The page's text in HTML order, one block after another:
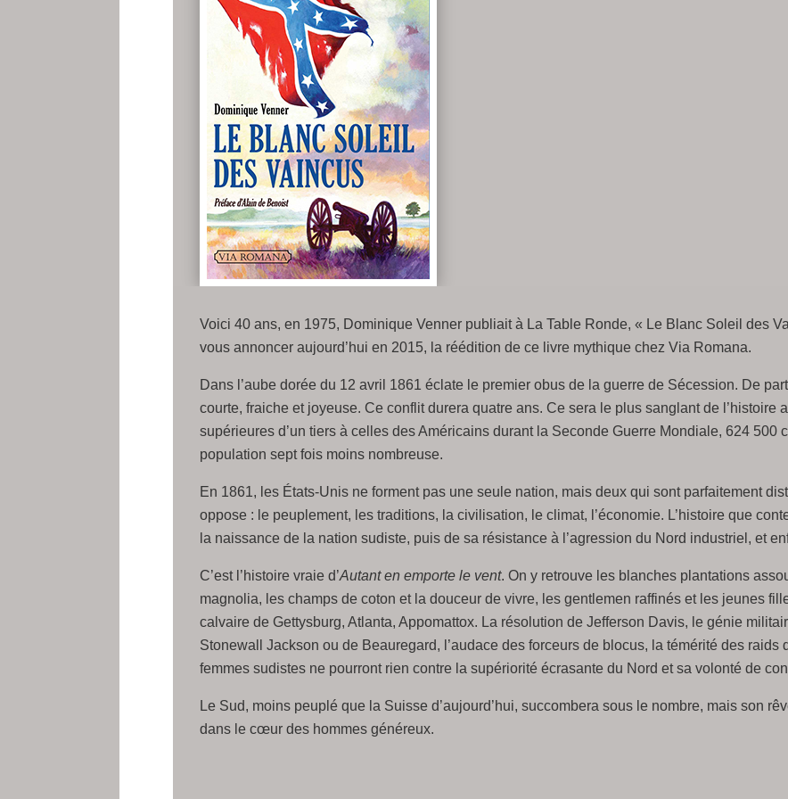
Voici 40 ans, en 1975, Dominique Venner publiait à La Table Ronde, « Le Blanc Soleil des
vous annoncer aujourd’hui en 2015, la réédition de ce livre mythique chez Via Romana.
Dans l’aube dorée du 12 avril 1861 éclate le premier obus de la guerre de Sécession. De
courte, fraiche et joyeuse. Ce conflit durera quatre ans. Ce sera le plus sanglant de l’histoire
supérieures d’un tiers à celles des Américains durant la Seconde Guerre Mondiale, 624 500
population sept fois moins nombreuse.
En 1861, les États-Unis ne forment pas une seule nation, mais deux qui sont parfaitement
oppose : le peuplement, les traditions, la civilisation, le climat, l’économie. L’histoire que
la naissance de la nation sudiste, puis de sa résistance à l’agression du Nord industriel, et
C’est l’histoire vraie d’Autant en emporte le vent. On y retrouve les blanches plantations
magnolia, les champs de coton et la douceur de vivre, les gentlemen raffinés et les jeunes
calvaire de Gettysburg, Atlanta, Appomattox. La résolution de Jefferson Davis, le génie
Stonewall Jackson ou de Beauregard, l’audace des forceurs de blocus, la témérité des raids
femmes sudistes ne pourront rien contre la supériorité écrasante du Nord et sa volonté de
Le Sud, moins peuplé que la Suisse d’aujourd’hui, succombera sous le nombre, mais son
dans le cœur des hommes généreux.